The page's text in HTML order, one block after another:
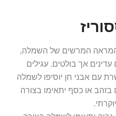
המרשים של השמלה,
אך בולטים. עגילים
עם אבני חן יוסיפו לשמלה
או כסף יתאימו בצורה